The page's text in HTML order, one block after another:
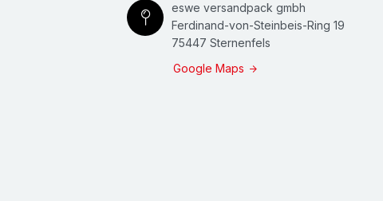
eswe versandpack gmbh
Ferdinand-von-Steinbeis-Ring 19
75447 Sternenfels
Google Maps